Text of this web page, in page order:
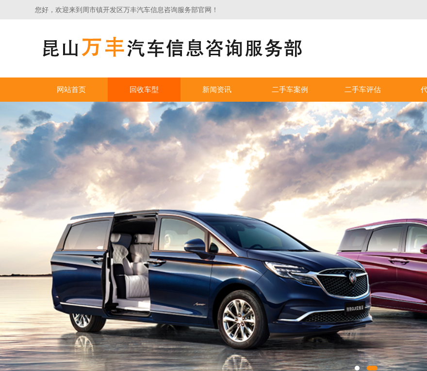
您好，欢迎来到周市镇开发区万丰汽车信息咨询服务部官网！
网站首页 回收车型 新闻资讯 二手车案例 二手车评估